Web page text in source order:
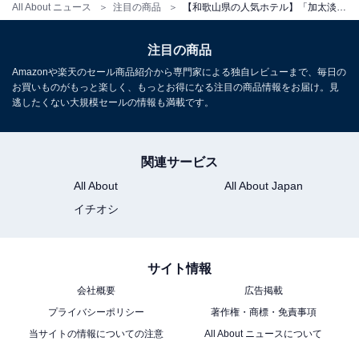
All About ニュース 注目の商品
※プランにより時間が異なる可能性があります
じめご了承ください。
また、記事中の宿泊プランを予約すると、売上の一部が
オールアバウトに還元されることがあります。
こちらもおすすめ
【福島県の人気ホテル】「会津芦ノ牧温泉 大川
注目の商品
Amazonや楽天のセール商品紹介から専門家による独自レビューまで、毎日の
お買いものがもっと楽しく、もっとお得になる注目の商品情報をお届け。見
逃したくない大規模セールの情報も満載です。
関連サービス
All About
All About Japan
イチオシ
サイト情報
会社概要
広告掲載
プライバシーポリシー
著作権・商標・免責事項
当サイトの情報についての注意
All About ニュースについて